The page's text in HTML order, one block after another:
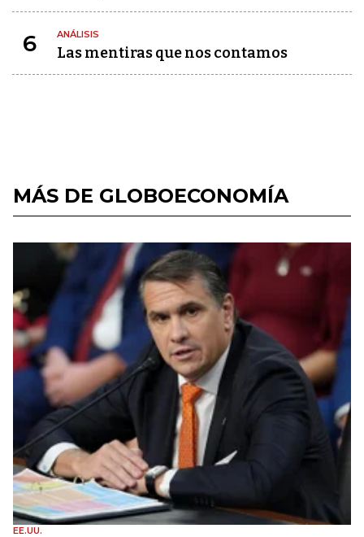
6 ANÁLISIS
Las mentiras que nos contamos
MÁS DE GLOBOECONOMÍA
EE.UU.